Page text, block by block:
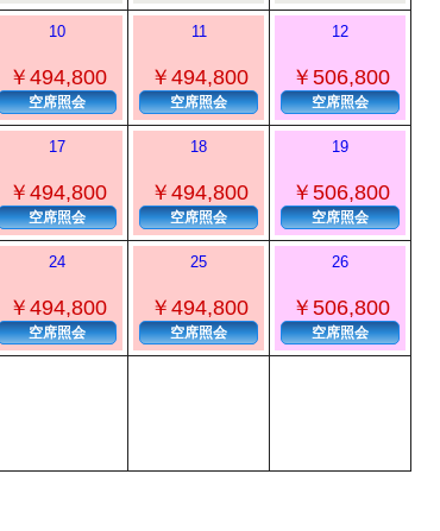
10
￥494,800
空席照会
11
￥494,800
空席照会
12
￥506,800
空席照会
17
￥494,800
空席照会
18
￥494,800
空席照会
19
￥506,800
空席照会
24
￥494,800
空席照会
25
￥494,800
空席照会
26
￥506,800
空席照会